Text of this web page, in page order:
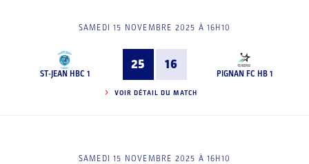
SAMEDI 15 NOVEMBRE 2025 À 16H10
ST-JEAN HBC 1
25 16
PIGNAN FC HB 1
VOIR DÉTAIL DU MATCH
SAMEDI 15 NOVEMBRE 2025 À 16H10